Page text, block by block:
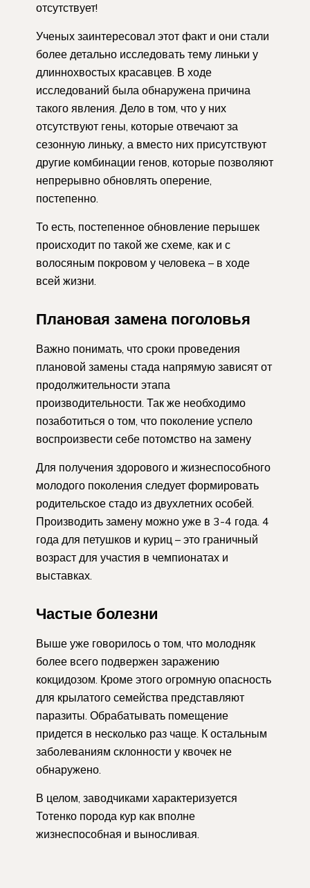
отсутствует!
Ученых заинтересовал этот факт и они стали
более детально исследовать тему линьки у
длиннохвостых красавцев. В ходе
исследований была обнаружена причина
такого явления. Дело в том, что у них
отсутствуют гены, которые отвечают за
сезонную линьку, а вместо них присутствуют
другие комбинации генов, которые позволяют
непрерывно обновлять оперение,
постепенно.
То есть, постепенное обновление перышек
происходит по такой же схеме, как и с
волосяным покровом у человека – в ходе
всей жизни.
Плановая замена поголовья
Важно понимать, что сроки проведения
плановой замены стада напрямую зависят от
продолжительности этапа
производительности. Так же необходимо
позаботиться о том, что поколение успело
воспроизвести себе потомство на замену
Для получения здорового и жизнеспособного
молодого поколения следует формировать
родительское стадо из двухлетних особей.
Производить замену можно уже в 3-4 года. 4
года для петушков и куриц – это граничный
возраст для участия в чемпионатах и
выставках.
Частые болезни
Выше уже говорилось о том, что молодняк
более всего подвержен заражению
кокцидозом. Кроме этого огромную опасность
для крылатого семейства представляют
паразиты. Обрабатывать помещение
придется в несколько раз чаще. К остальным
заболеваниям склонности у квочек не
обнаружено.
В целом, заводчиками характеризуется
Тотенко порода кур как вполне
жизнеспособная и выносливая.